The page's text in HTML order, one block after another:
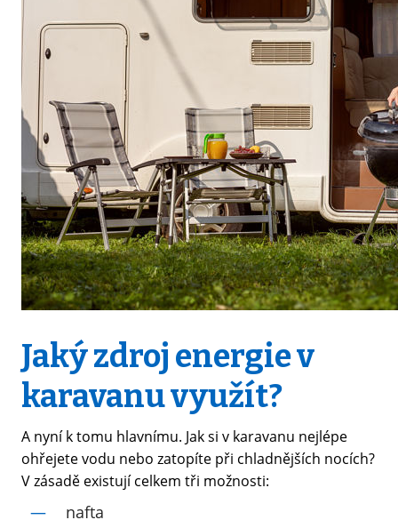
Jaký zdroj energie v
karavanu využít?
A nyní k tomu hlavnímu. Jak si v karavanu nejlépe
ohřejete vodu nebo zatopíte při chladnějších nocích?
V zásadě existují celkem tři možnosti:
nafta